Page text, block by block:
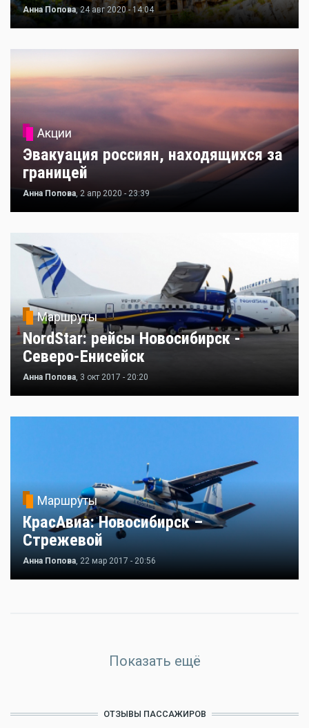
Анна Попова, 24 авг 2020 - 14:04
Акции
Эвакуация россиян, находящихся за
границей
Анна Попова, 2 апр 2020 - 23:39
Маршруты
NordStar: рейсы Новосибирск -
Северо-Енисейск
Анна Попова, 3 окт 2017 - 20:20
Маршруты
КрасАвиа: Новосибирск –
Стрежевой
Анна Попова, 22 мар 2017 - 20:56
Показать ещё
ОТЗЫВЫ ПАССАЖИРОВ